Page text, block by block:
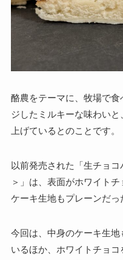
酪農をテーマに、牧場で
ジしたミルキーな味わい
上げているとのことです。
以前発売された「生チョ
＞」は、表面がホワイト
ケーキ生地もプレーンだっ
今回は、中身のケーキ生
いるほか、ホワイトチョ